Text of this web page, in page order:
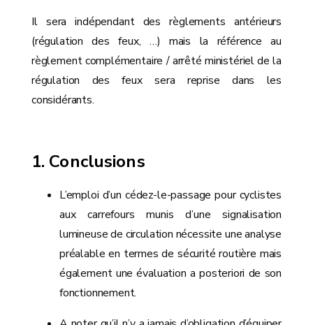
Il sera indépendant des règlements antérieurs
(régulation des feux, …) mais la référence au
règlement complémentaire / arrêté ministériel de la
régulation des feux sera reprise dans les
considérants.
Conclusions
L’emploi d’un cédez-le-passage pour cyclistes
aux carrefours munis d’une signalisation
lumineuse de circulation nécessite une analyse
préalable en termes de sécurité routière mais
également une évaluation a posteriori de son
fonctionnement.